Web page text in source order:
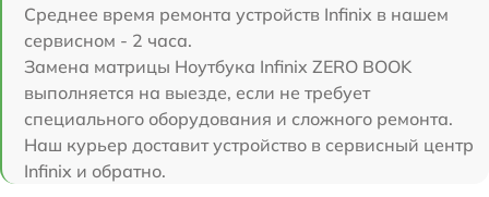
Среднее время ремонта устройств Infinix в нашем
сервисном - 2 часа.
Замена матрицы Ноутбука Infinix ZERO BOOK
выполняется на выезде, если не требует
специального оборудования и сложного ремонта.
Наш курьер доставит устройство в сервисный центр
Infinix и обратно.